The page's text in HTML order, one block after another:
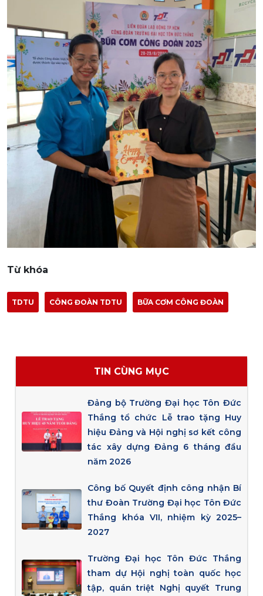
Từ khóa
TDTU CÔNG ĐOÀN TDTU BỮA CƠM CÔNG ĐOÀN
TIN CÙNG MỤC
Đảng bộ Trường Đại học Tôn Đức
Thắng tổ chức Lễ trao tặng Huy
hiệu Đảng và Hội nghị sơ kết công
tác xây dựng Đảng 6 tháng đầu
năm 2026
Công bố Quyết định công nhận Bí
thư Đoàn Trường Đại học Tôn Đức
Thắng khóa VII, nhiệm kỳ 2025–
2027
Trường Đại học Tôn Đức Thắng
tham dự Hội nghị toàn quốc học
tập, quán triệt Nghị quyết Trung